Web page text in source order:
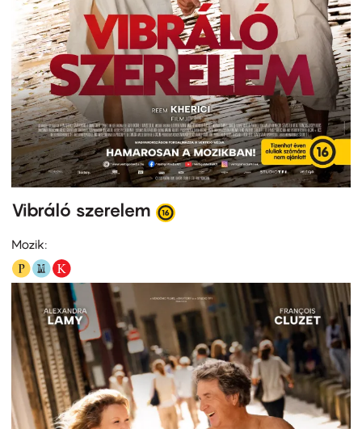
Vibráló szerelem
Mozik: